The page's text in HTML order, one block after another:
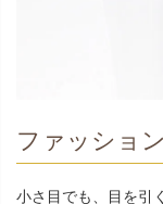
ファッショ
小さ目でも、目を引